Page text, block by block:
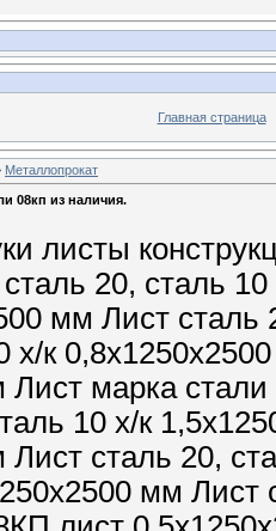
Главная страница
Металлопрокат
08кп из наличия.
листы
20, сталь
мм Лист
х/к
марка
10 х/к
сталь 20,
мм